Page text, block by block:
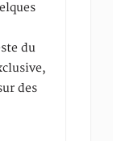
du
des